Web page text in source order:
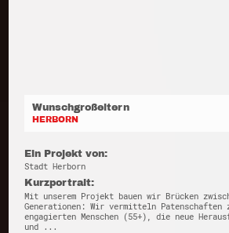
Wunschgroßeltern
HERBORN
Ein Projekt von:
Stadt Herborn
Kurzportrait:
Mit unserem Projekt bauen wir Brücken
Generationen: Wir vermitteln Patenschaften
engagierten Menschen (55+), die neue
und ...